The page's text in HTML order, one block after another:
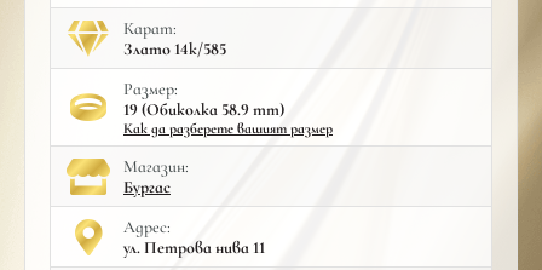
Карат:
Злато 14к/585
Размер:
19 (Обиколка 58.9 mm)
Как да разберете вашият размер
Mагазин:
Бургас
Адрес:
ул. Петрова нива 11